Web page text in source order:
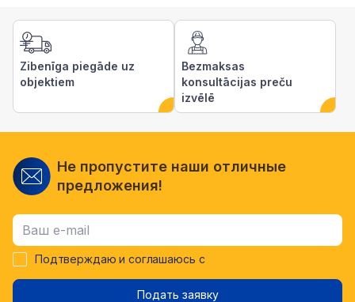
Zibenīga piegāde uz
objektiem
Bezmaksas
konsultācijas preču
izvēlē
Не пропустите наши отличные
предложения!
Подтверждаю и соглашаюсь с
Подать заявку